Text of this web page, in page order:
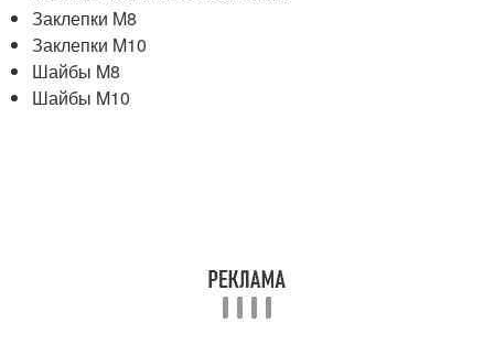
Заклепки M8
Заклепки M10
Шайбы M8
Шайбы M10